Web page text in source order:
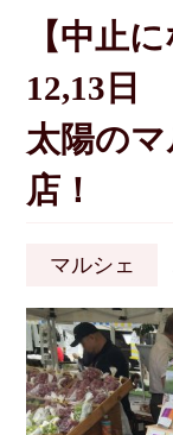
【中止
12,13日
太陽の
店！
マルシェ